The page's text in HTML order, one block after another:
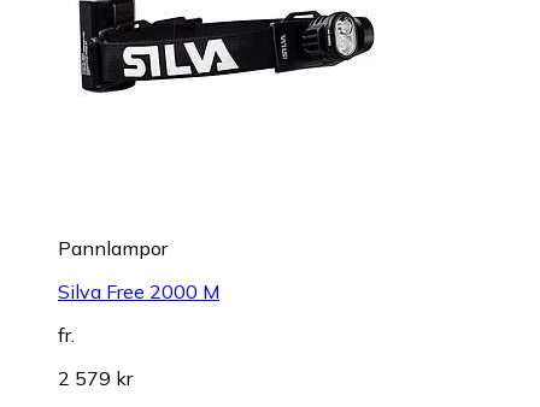
Pannlampor
Silva Free 2000 M
fr.
2 579 kr